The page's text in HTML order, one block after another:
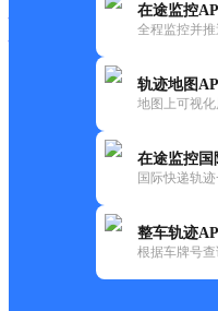
在途监控
全程监控并
轨迹地图
地图上可视
在途监控
国际快递轨
整车轨迹
根据车牌号
百世
渭南火
更新时间：